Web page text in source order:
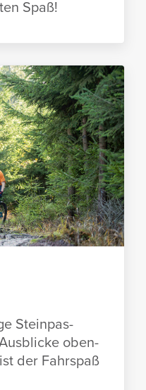
Spaß!
Stein­pas­
oben­
der Fahr­spaß